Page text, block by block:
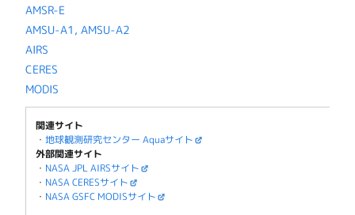
AMSR-E
AMSU-A1, AMSU-A2
AIRS
CERES
MODIS
関連サイト
・ 地球観測研究センター Aquaサイト
外部関連サイト
・ NASA JPL AIRSサイト
・ NASA CERESサイト
・ NASA GSFC MODISサイト